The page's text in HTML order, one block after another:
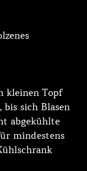
kleinen Topf
sich Blasen
abgekühlte
mindestens